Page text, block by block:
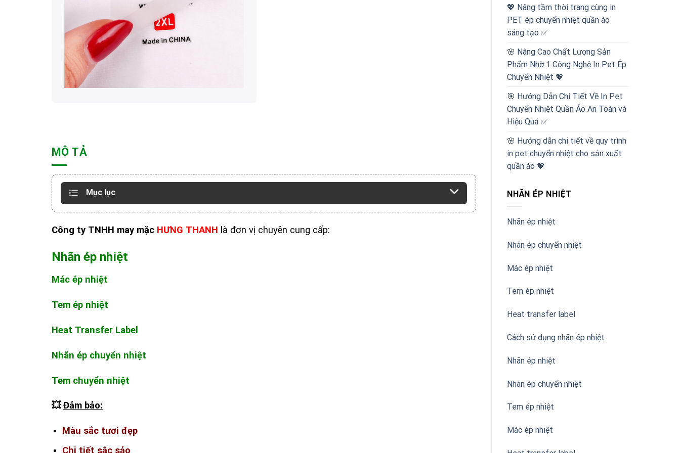
💖 Nâng tầm thời trang cùng in
PET ép chuyển nhiệt quần áo
sáng tạo ✅
🌸 Nâng Cao Chất Lượng Sản
Phẩm Nhờ 1 Công Nghệ In Pet Ép
Chuyển Nhiệt 💖
🎯 Hướng Dẫn Chi Tiết Về In Pet
Chuyển Nhiệt Quần Áo An Toàn và
Hiệu Quả ✅
🌸 Hướng dẫn chi tiết về quy trình
in pet chuyển nhiệt cho sản xuất
quần áo 💖
NHÃN ÉP NHIỆT
Nhãn ép nhiệt
Nhãn ép chuyển nhiệt
Mác ép nhiệt
Tem ép nhiệt
Heat transfer label
Cách sử dụng nhãn ép nhiệt
Nhãn ép nhiệt
Nhãn ép chuyển nhiệt
Tem ép nhiệt
Mác ép nhiệt
MÔ TẢ
Mục lục
Công ty TNHH may mặc HƯNG THANH là đơn vị chuyên cung cấp:
Nhãn ép nhiệt
Mác ép nhiệt
Tem ép nhiệt
Heat Transfer Label
Nhãn ép chuyển nhiệt
Tem chuyển nhiệt
💥Đảm bảo:
Màu sắc tươi đẹp
Chi tiết sắc sảo